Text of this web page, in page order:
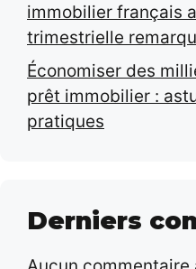
immobilier français
trimestrielle
Économiser des
prêt immobilier :
pratiques
Derniers